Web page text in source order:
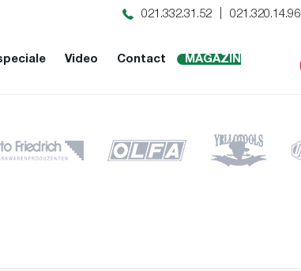
021.332.31.52 021.320.14.96
Video Contact
MAGAZIN